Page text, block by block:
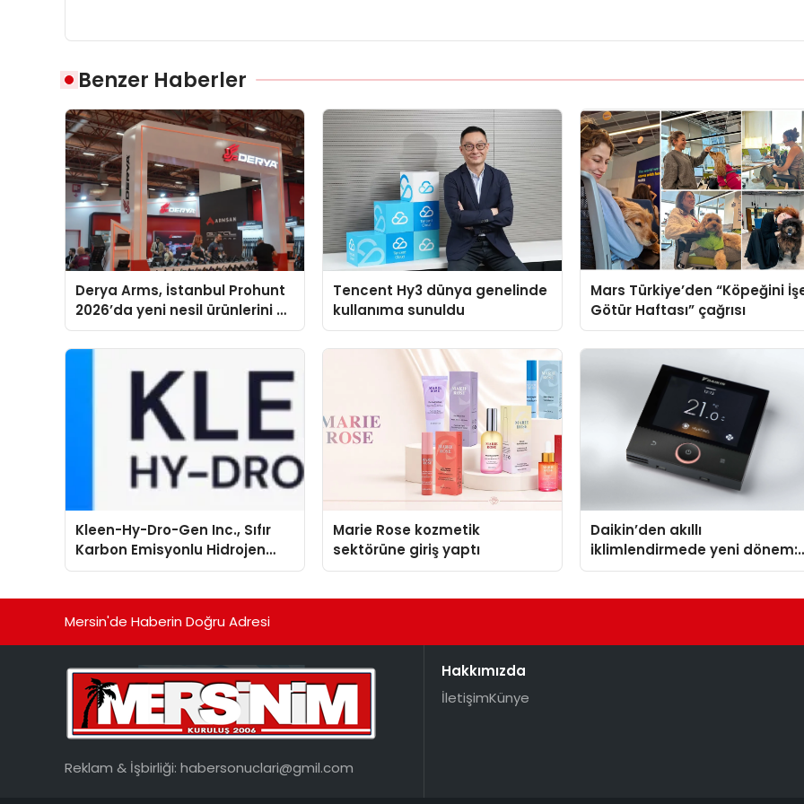
Benzer Haberler
Derya Arms, İstanbul Prohunt
2026’da yeni nesil ürünlerini ve
global marka vizyonunu
sergiledi
Tencent Hy3 dünya genelinde
kullanıma sunuldu
Mars Türkiye’den “Köpeğini
Götür Haftası” çağrısı
Kleen-Hy-Dro-Gen Inc., Sıfır
Karbon Emisyonlu Hidrojen
Isıtma Teknolojisinde ISO ve
Marie Rose kozmetik
sektörüne giriş yaptı
Daikin’den akıllı
iklimlendirmede yeni dönem:
Madoka Plus Türkiye’de
Mersin'de Haberin Doğru Adresi
Reklam & İşbirliği: habersonuclari@gmil.com
Hakkımızda
İletişimKünye